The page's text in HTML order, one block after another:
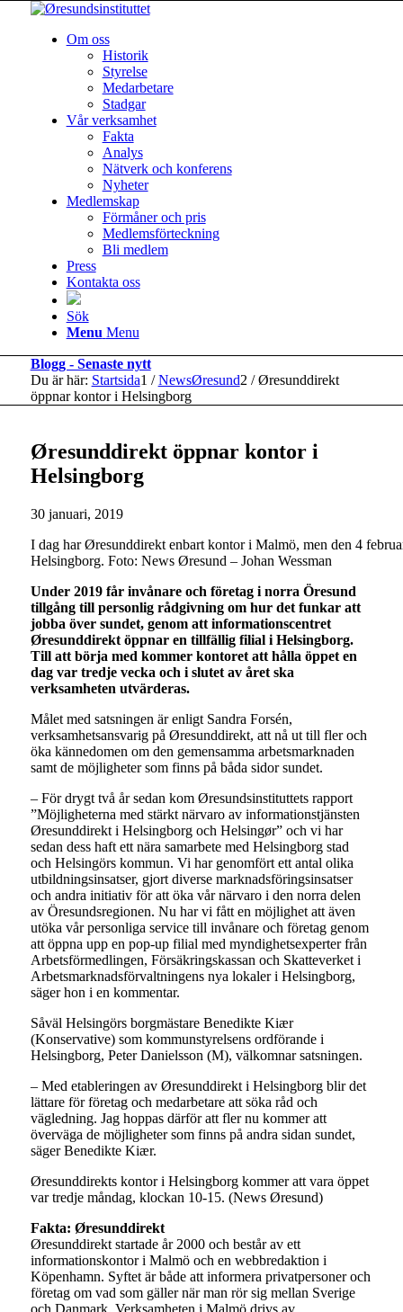
Om oss
Historik
Styrelse
Medarbetare
Stadgar
Vår verksamhet
Fakta
Analys
Nätverk och konferens
Nyheter
Medlemskap
Förmåner och pris
Medlemsförteckning
Bli medlem
Press
Kontakta oss
Sök
Menu Menu
Blogg - Senaste nytt
Du är här: Startsida1 / NewsØresund2 / Øresunddirekt
öppnar kontor i Helsingborg
Øresunddirekt öppnar kontor i
Helsingborg
30 januari, 2019
I dag har Øresunddirekt enbart kontor i Malmö, men den 4
Helsingborg. Foto: News Øresund – Johan Wessman
Under 2019 får invånare och företag i norra Öresund
tillgång till personlig rådgivning om hur det funkar att
jobba över sundet, genom att informationscentret
Øresunddirekt öppnar en tillfällig filial i Helsingborg.
Till att börja med kommer kontoret att hålla öppet en
dag var tredje vecka och i slutet av året ska
verksamheten utvärderas.
Målet med satsningen är enligt Sandra Forsén,
verksamhetsansvarig på Øresunddirekt, att nå ut till fler och
öka kännedomen om den gemensamma arbetsmarknaden
samt de möjligheter som finns på båda sidor sundet.
– För drygt två år sedan kom Øresundsinstituttets rapport
”Möjligheterna med stärkt närvaro av informationstjänsten
Øresunddirekt i Helsingborg och Helsingør” och vi har
sedan dess haft ett nära samarbete med Helsingborg stad
och Helsingörs kommun. Vi har genomfört ett antal olika
utbildningsinsatser, gjort diverse marknadsföringsinsatser
och andra initiativ för att öka vår närvaro i den norra delen
av Öresundsregionen. Nu har vi fått en möjlighet att även
utöka vår personliga service till invånare och företag genom
att öppna upp en pop-up filial med myndighetsexperter från
Arbetsförmedlingen, Försäkringskassan och Skatteverket i
Arbetsmarknadsförvaltningens nya lokaler i Helsingborg,
säger hon i en kommentar.
Såväl Helsingörs borgmästare Benedikte Kiær
(Konservative) som kommunstyrelsens ordförande i
Helsingborg, Peter Danielsson (M), välkomnar satsningen.
– Med etableringen av Øresunddirekt i Helsingborg blir det
lättare för företag och medarbetare att söka råd och
vägledning. Jag hoppas därför att fler nu kommer att
överväga de möjligheter som finns på andra sidan sundet,
säger Benedikte Kiær.
Øresunddirekts kontor i Helsingborg kommer att vara öppet
var tredje måndag, klockan 10-15. (News Øresund)
Fakta: Øresunddirekt
Øresunddirekt startade år 2000 och består av ett
informationskontor i Malmö och en webbredaktion i
Köpenhamn. Syftet är både att informera privatpersoner och
företag om vad som gäller när man rör sig mellan Sverige
och Danmark. Verksamheten i Malmö drivs av